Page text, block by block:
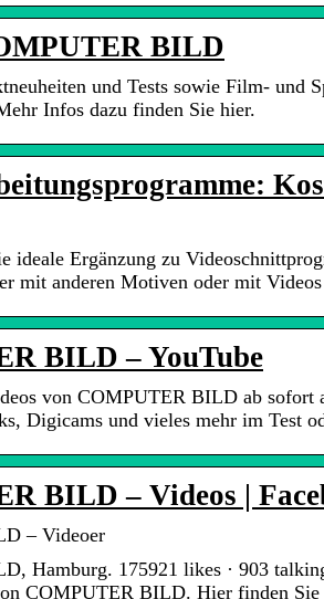
BILD
und Tests sowie Film- und
Infos dazu finden Sie hier.
Ergänzung zu
mit anderen Motiven oder mit
BILD – YouTube
von COMPUTER BILD ab sofort
Digicams und vieles mehr im Test
BILD – Videos |
– Videoer
Hamburg. 175921 likes · 903
COMPUTER BILD. Hier finden